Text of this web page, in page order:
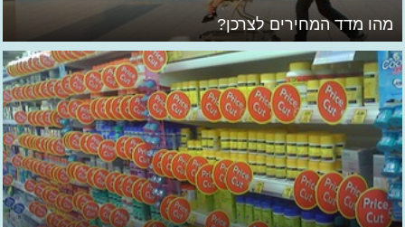
מהו מדד המחירים לצרכן?